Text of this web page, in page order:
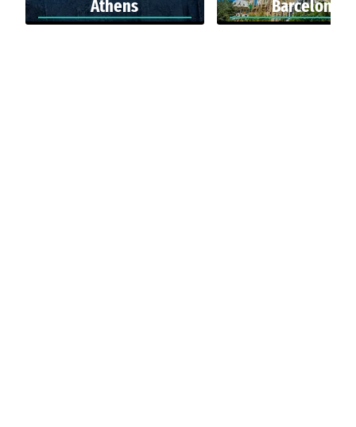
Athens Barcelona